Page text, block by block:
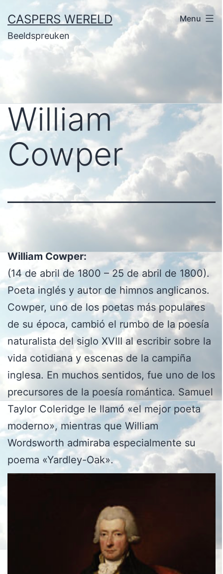
naar
de
CASPERS WERELD
Beeldspreuken
Menu
William
Cowper
William Cowper:
(14 de abril de 1800 – 25 de abril de 1800).
Poeta inglés y autor de himnos anglicanos.
Cowper, uno de los poetas más populares
de su época, cambió el rumbo de la poesía
naturalista del siglo XVIII al escribir sobre la
vida cotidiana y escenas de la campiña
inglesa. En muchos sentidos, fue uno de los
precursores de la poesía romántica. Samuel
Taylor Coleridge le llamó «el mejor poeta
moderno», mientras que William
Wordsworth admiraba especialmente su
poema «Yardley-Oak».